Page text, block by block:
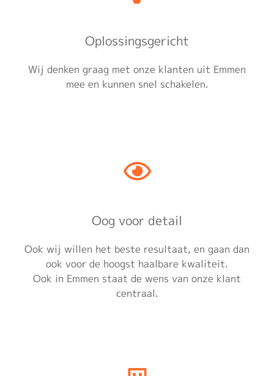
Oplossingsgericht
Wij denken graag met onze klanten uit Emmen
mee en kunnen snel schakelen.
Oog voor detail
Ook wij willen het beste resultaat, en gaan dan
ook voor de hoogst haalbare kwaliteit.
Ook in Emmen staat de wens van onze klant
centraal.